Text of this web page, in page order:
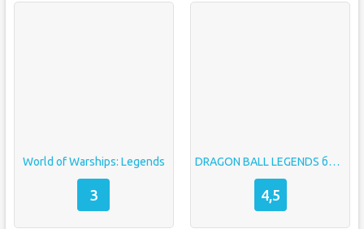
World of Warships: Legends
3
DRAGON BALL LEGENDS без лицензии
4,5